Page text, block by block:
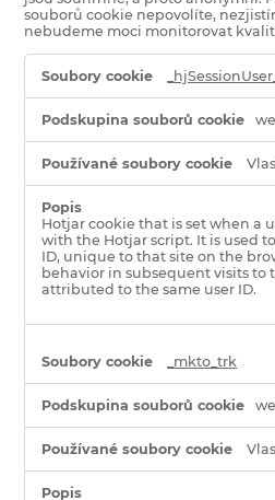
souborů cookie nepovolíte,
nebudeme moci monitorovat
soubory
cookie
Hotjar cookie that is set when a
with the Hotjar script. It is used
ID, unique to that site on the
behavior in subsequent visits to
attributed to the same user ID.
_mkto_trk